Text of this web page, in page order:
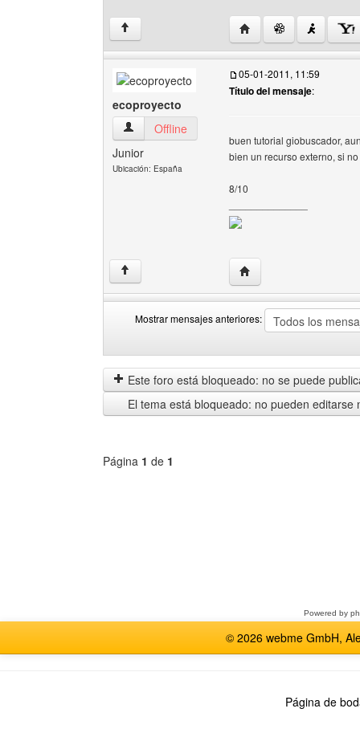
↑ Visitar sitio web del
ecoproyecto
ecoproyecto Ver perfil del usuario
Offline
Junior
Ubicación: España
05-01-2011, 11:59
Título del mensaje:
buen tutorial giobuscador,
bien un recurso externo, si
8/10
↑ Visitar sitio web del
Mostrar mensajes anteriores:
mensajes
anteriores
by
Este foro está bloqueado: no se puede
El tema está bloqueado: no pueden editarse
Página 1 de 1
Powered by
© 2026 webme GmbH,
Página de